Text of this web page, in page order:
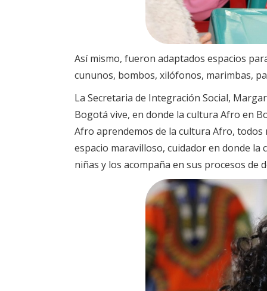
Así mismo, fueron adaptados espacios
cununos, bombos, xilófonos, marimbas,
La Secretaria de Integración Social,
Bogotá vive, en donde la cultura Afro en
Afro aprendemos de la cultura Afro,
espacio maravilloso, cuidador en donde
niñas y los acompaña en sus procesos de